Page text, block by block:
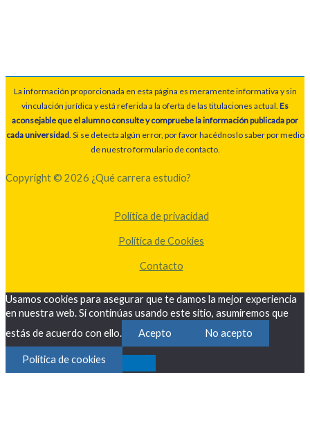
La información proporcionada en esta página es meramente informativa y sin
vinculación jurídica y está referida a la oferta de las titulaciones actual. Es
aconsejable que el alumno consulte y compruebe la información publicada por
cada universidad. Si se detecta algún error, por favor hacédnoslo saber por medio
de nuestro formulario de contacto.
Copyright © 2026 ¿Qué carrera estudio?
Política de privacidad
Política de Cookies
Contacto
Usamos cookies para asegurar que te damos la mejor experiencia
en nuestra web. Si continúas usando este sitio, asumiremos que
estás de acuerdo con ello.
Acepto No acepto
Política de cookies